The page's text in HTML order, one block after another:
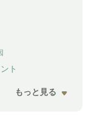
ト
もっと見る